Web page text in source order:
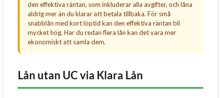
den effektiva räntan, som inkluderar alla avgifter, och låna
aldrig mer än du klarar att betala tillbaka. För små
snabblån med kort löptid kan den effektiva räntan bli
mycket hög. Har du redan flera lån kan det vara mer
ekonomiskt att samla dem.
Lån utan UC via Klara Lån